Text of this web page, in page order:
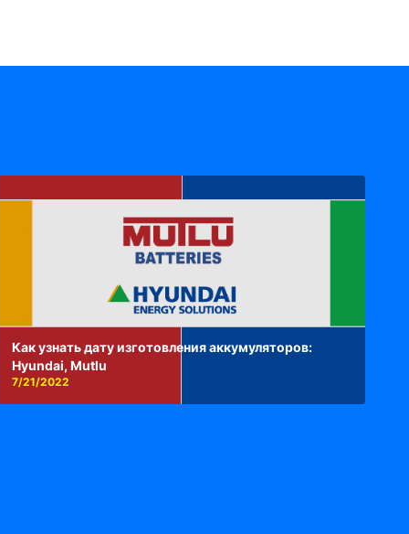
Как узнать дату изготовления аккумуляторов:
Hyundai, Mutlu
7/21/2022